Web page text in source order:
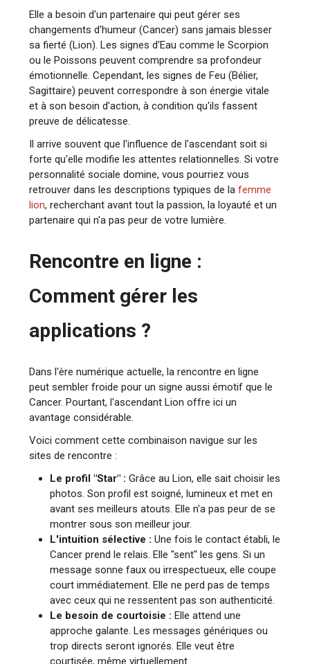
Elle a besoin d'un partenaire qui peut gérer ses
changements d'humeur (Cancer) sans jamais blesser
sa fierté (Lion). Les signes d'Eau comme le Scorpion
ou le Poissons peuvent comprendre sa profondeur
émotionnelle. Cependant, les signes de Feu (Bélier,
Sagittaire) peuvent correspondre à son énergie vitale
et à son besoin d'action, à condition qu'ils fassent
preuve de délicatesse.
Il arrive souvent que l'influence de l'ascendant soit si
forte qu'elle modifie les attentes relationnelles. Si votre
personnalité sociale domine, vous pourriez vous
retrouver dans les descriptions typiques de lafemme
lion, recherchant avant tout la passion, la loyauté et un
partenaire qui n'a pas peur de votre lumière.
Rencontre en ligne :
Comment gérer les
applications ?
Dans l'ère numérique actuelle, la rencontre en ligne
peut sembler froide pour un signe aussi émotif que le
Cancer. Pourtant, l'ascendant Lion offre ici un
avantage considérable.
Voici comment cette combinaison navigue sur les
sites de rencontre :
Le profil "Star" : Grâce au Lion, elle sait choisir les
photos. Son profil est soigné, lumineux et met en
avant ses meilleurs atouts. Elle n'a pas peur de se
montrer sous son meilleur jour.
L'intuition sélective : Une fois le contact établi, le
Cancer prend le relais. Elle "sent" les gens. Si un
message sonne faux ou irrespectueux, elle coupe
court immédiatement. Elle ne perd pas de temps
avec ceux qui ne ressentent pas son authenticité.
Le besoin de courtoisie : Elle attend une
approche galante. Les messages génériques ou
trop directs seront ignorés. Elle veut être
courtisée, même virtuellement.